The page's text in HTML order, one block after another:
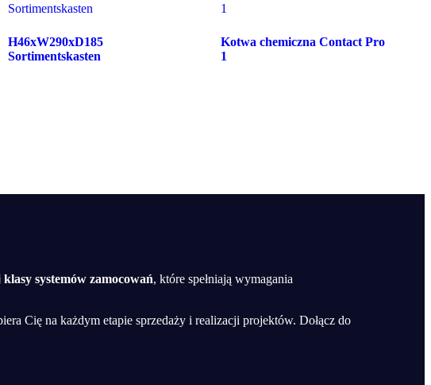
H46xW290xD185
Sortimentskasten
Kotwa chemiczna Contact Pro
1
systemów zamocowań, które spełniają wymagania
Cię na każdym etapie sprzedaży i realizacji projektów. Dołącz do